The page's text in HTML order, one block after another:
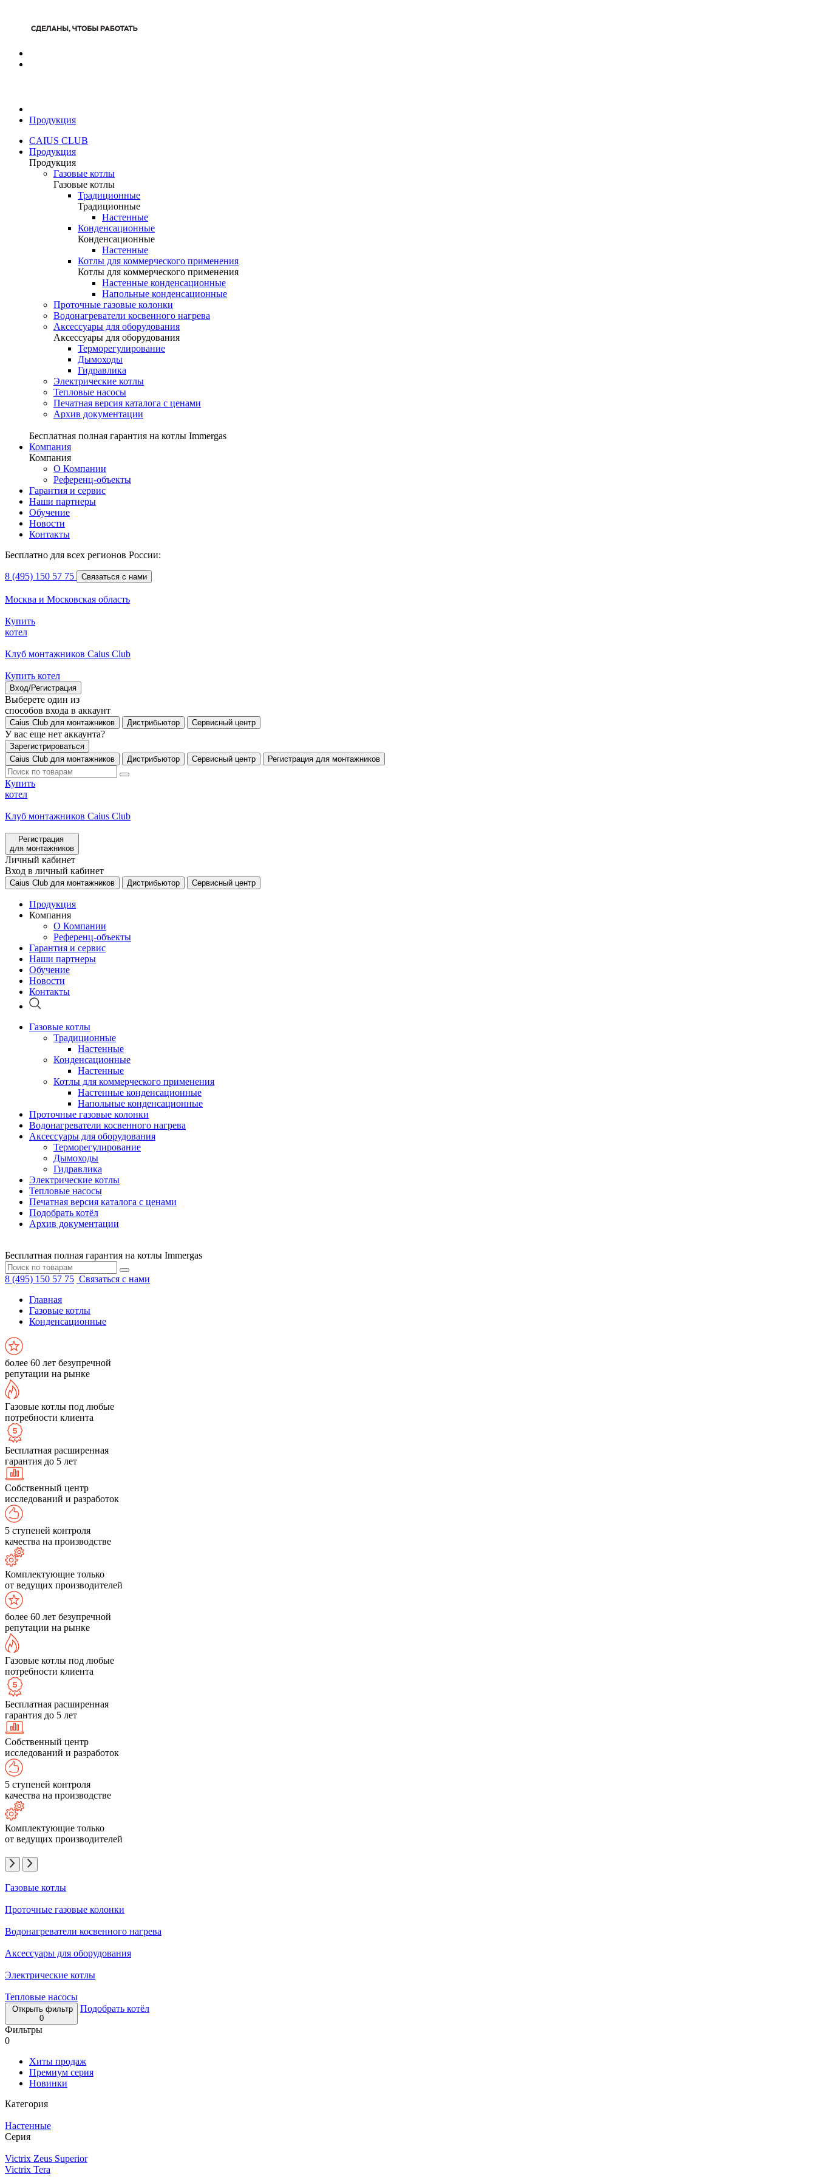
Продукция
CAIUS CLUB
Продукция
Продукция
Газовые котлы
Газовые котлы
Традиционные
Традиционные
Настенные
Конденсационные
Конденсационные
Настенные
Котлы для коммерческого применения
Котлы для коммерческого применения
Настенные конденсационные
Напольные конденсационные
Проточные газовые колонки
Водонагреватели косвенного нагрева
Аксессуары для оборудования
Аксессуары для оборудования
Терморегулирование
Дымоходы
Гидравлика
Электрические котлы
Тепловые насосы
Печатная версия каталога с ценами
Архив документации
Бесплатная полная гарантия на котлы Immergas
Компания
Компания
О Компании
Референц-объекты
Гарантия и сервис
Наши партнеры
Обучение
Новости
Контакты
Бесплатно для всех регионов России:
8 (495) 150 57 75 Связаться с нами
Москва и Московская область
Купить
котел
Клуб монтажников Caius Club
Купить котел
Вход/Регистрация
Выберете один из
способов входа в аккаунт
Caius Club для монтажников Дистрибьютор Сервисный центр
У вас еще нет аккаунта?
Зарегистрироваться
Caius Club для монтажников
Дистрибьютор Сервисный центр Регистрация для монтажников
Купить
котел
Клуб монтажников Caius Club
Регистрация
для монтажников
Личный кабинет
Вход в личный кабинет
Caius Club для монтажников Дистрибьютор Сервисный центр
Продукция
Компания
О Компании
Референц-объекты
Гарантия и сервис
Наши партнеры
Обучение
Новости
Контакты
Газовые котлы
Традиционные
Настенные
Конденсационные
Настенные
Котлы для коммерческого применения
Настенные конденсационные
Напольные конденсационные
Проточные газовые колонки
Водонагреватели косвенного нагрева
Аксессуары для оборудования
Терморегулирование
Дымоходы
Гидравлика
Электрические котлы
Тепловые насосы
Печатная версия каталога с ценами
Подобрать котёл
Архив документации
Бесплатная полная гарантия на котлы Immergas
8 (495) 150 57 75 Связаться с нами
Главная
Газовые котлы
Конденсационные
более 60 лет безупречной
репутации на рынке
Газовые котлы под любые
потребности клиента
Бесплатная расширенная
гарантия до 5 лет
Собственный центр
исследований и разработок
5 ступеней контроля
качества на производстве
Комплектующие только
от ведущих производителей
более 60 лет безупречной
репутации на рынке
Газовые котлы под любые
потребности клиента
Бесплатная расширенная
гарантия до 5 лет
Собственный центр
исследований и разработок
5 ступеней контроля
качества на производстве
Комплектующие только
от ведущих производителей
Газовые котлы
Проточные газовые колонки
Водонагреватели косвенного нагрева
Аксессуары для оборудования
Электрические котлы
Тепловые насосы
Открыть фильтр
0
Подобрать котёл
Фильтры
0
Хиты продаж
Премиум серия
Новинки
Категория
Настенные
Серия
Victrix Zeus Superior
Victrix Tera